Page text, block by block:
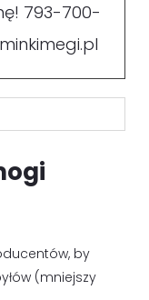
793-700-
by
(mniejszy